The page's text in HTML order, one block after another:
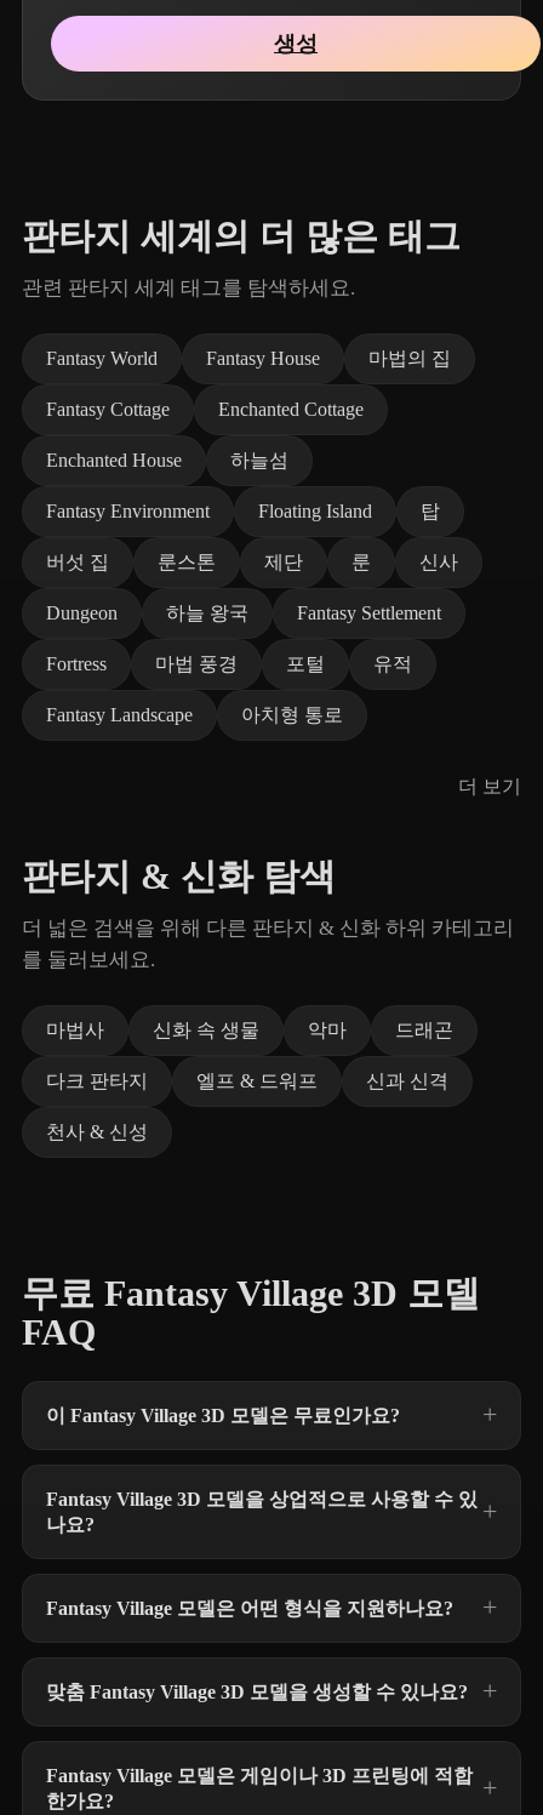
생성
판타지 세계의 더 많은 태그
관련 판타지 세계 태그를 탐색하세요.
Fantasy World Fantasy House 마법의 집
Fantasy Cottage Enchanted Cottage
Enchanted House 하늘섬
Fantasy Environment Floating Island 탑
버섯 집 룬스톤 제단 룬 신사
Dungeon 하늘 왕국 Fantasy Settlement
Fortress 마법 풍경 포털 유적
Fantasy Landscape 아치형 통로
더 보기
판타지 & 신화 탐색
더 넓은 검색을 위해 다른 판타지 & 신화 하위 카테고리
를 둘러보세요.
마법사 신화 속 생물 악마 드래곤
다크 판타지 엘프 & 드워프 신과 신격
천사 & 신성
무료 Fantasy Village 3D 모델
FAQ
이 Fantasy Village 3D 모델은 무료인가요?
Fantasy Village 3D 모델을 상업적으로 사용할 수 있
나요?
Fantasy Village 모델은 어떤 형식을 지원하나요?
맞춤 Fantasy Village 3D 모델을 생성할 수 있나요?
Fantasy Village 모델은 게임이나 3D 프린팅에 적합
한가요?